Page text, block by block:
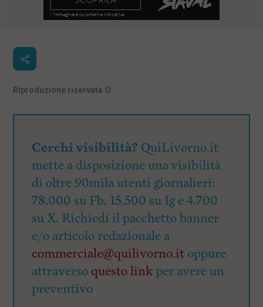
Riproduzione riservata ©
Cerchi visibilità? QuiLivorno.it
mette a disposizione una visibilità
di oltre 90mila utenti giornalieri:
78.000 su Fb, 15.500 su Ig e 4.700
su X. Richiedi il pacchetto banner
e/o articolo redazionale a
commerciale@quilivorno.it oppure
attraverso questo linkper avere un
preventivo